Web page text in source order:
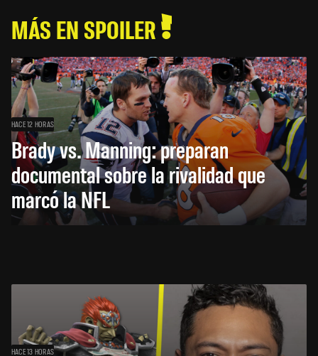
MÁS EN SPOILER
HACE 12 HORAS
Brady vs. Manning: preparan
documental sobre la rivalidad que
marcó la NFL
HACE 13 HORAS